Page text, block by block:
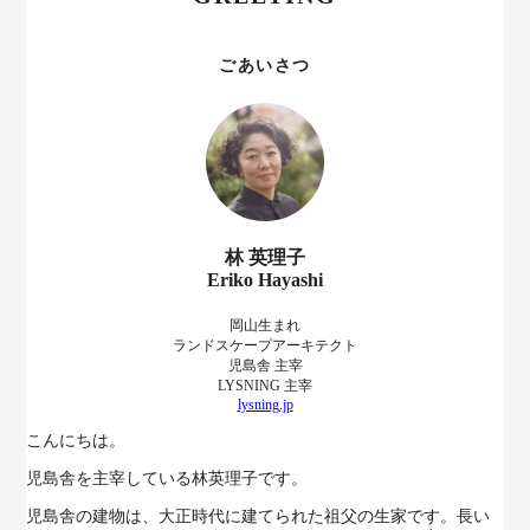
ごあいさつ
林 英理子
Eriko Hayashi
岡山生まれ
ランドスケープアーキテクト
児島舎 主宰
LYSNING 主宰
lysning.jp
こんにちは。
児島舎を主宰している林英理子です。
児島舎の建物は、大正時代に建てられた祖父の生家です。長い